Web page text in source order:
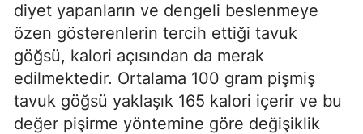
diyet yapanların ve dengeli beslenmeye
özen gösterenlerin tercih ettiği tavuk
göğsü, kalori açısından da merak
edilmektedir. Ortalama 100 gram pişmiş
tavuk göğsü yaklaşık 165 kalori içerir ve bu
değer pişirme yöntemine göre değişiklik